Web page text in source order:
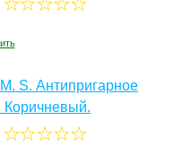
S. Антипригарное
Коричневый.